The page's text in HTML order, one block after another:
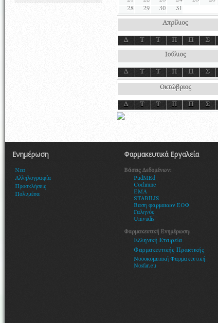
28
29 30 31
Απρίλιος
Δ Τ Τ Π Π Σ
Ιούλιος
Δ Τ Τ Π Π Σ
Οκτώβριος
Δ Τ Τ Π Π Σ
Ενημέρωση
Νεα
Αλληλογραφία
Προσκλήσεις
Πολυμέσα
Φαρμακευτικά Εργαλεία
Βάσεις Δεδομένων:
PudMEd
Cochrane
EMA
STABILIS
Βαση φαρμακων ΕΟΦ
Γαληνός
Univadis
Φαρμακευτική Ενημέρωση:
Ελληνική Εταιρεία
Φαρμακευτικής Πρακτικής
Νοσοκομειακή Φαρμακευτική
Nosfar.eu